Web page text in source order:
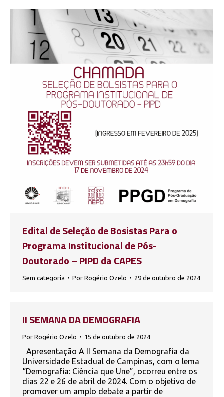
Edital de Seleção de Bosistas Para o
Programa Institucional de Pós-
Doutorado – PIPD da CAPES
Sem categoria Por Rogério Ozelo 29 de outubro de 2024
II SEMANA DA DEMOGRAFIA
Por Rogério Ozelo 15 de outubro de 2024
Apresentação A II Semana da Demografia da
Universidade Estadual de Campinas, com o lema
“Demografia: Ciência que Une”, ocorreu entre os
dias 22 e 26 de abril de 2024. Com o objetivo de
promover um amplo debate a partir de